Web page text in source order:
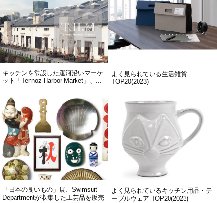
キッチンを常設した運河沿いマーケ
ット「Tennoz Harbor Market」、...
「日本の良いもの」展、Swimsuit
Departmentが収集した工芸品を販売
よく見られている生活雑貨
TOP20(2023)
よく見られているキッチン用品・テ
ーブルウェア TOP20(2023)